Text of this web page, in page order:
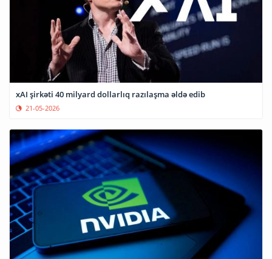
xAI şirkəti 40 milyard dollarlıq razılaşma əldə edib
21-05-2026